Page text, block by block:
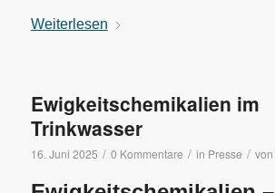
Weiterlesen
Ewigkeitschemikalien im
Trinkwasser
16. Juni 2025 / 0 Kommentare / in Presse / von